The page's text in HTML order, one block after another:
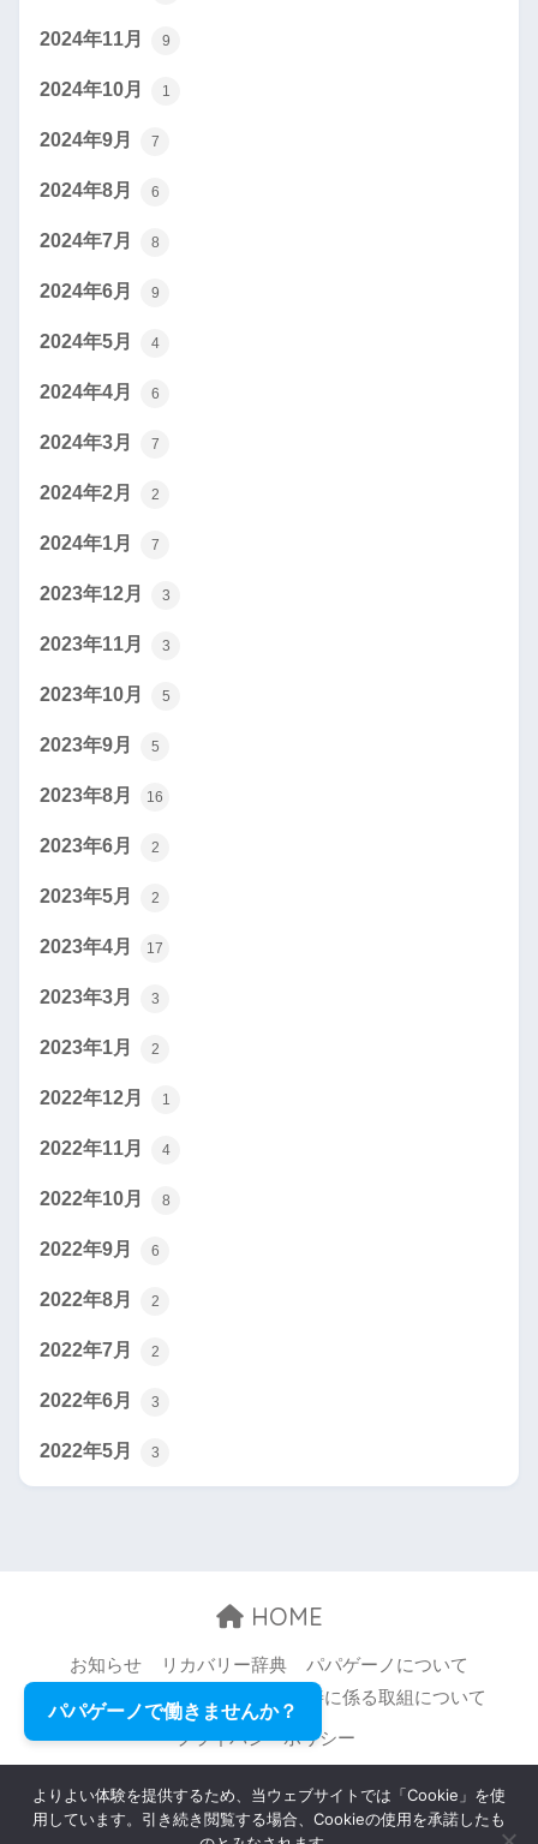
2024年11月 9
2024年10月 1
2024年9月 7
2024年8月 6
2024年7月 8
2024年6月 9
2024年5月 4
2024年4月 6
2024年3月 7
2024年2月 2
2024年1月 7
2023年12月 3
2023年11月 3
2023年10月 5
2023年9月 5
2023年8月 16
2023年6月 2
2023年5月 2
2023年4月 17
2023年3月 3
2023年1月 2
2022年12月 1
2022年11月 4
2022年10月 8
2022年9月 6
2022年8月 2
2022年7月 2
2022年6月 3
2022年5月 3
HOME
お知らせ リカバリー辞典
パパゲーノについて
お問い合わせ
職場環境等の改善に係る取組について
プライバシーポリシー
© 2026 Papageno,Inc. All rights reserved.
パパゲーノで働きませんか？
よりよい体験を提供するため、当ウェブサイトでは「Cookie」を使
用しています。引き続き閲覧する場合、Cookieの使用を承諾したも